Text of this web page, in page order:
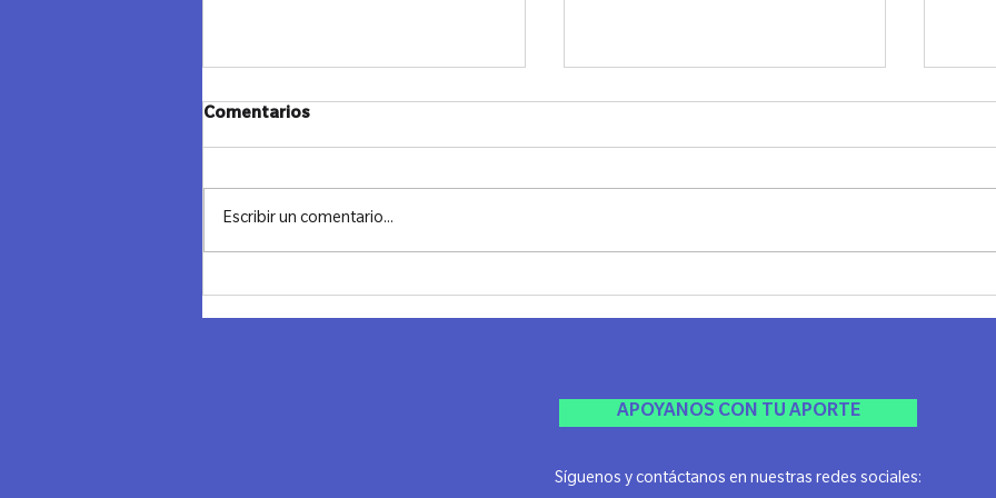
Cata Filosófica en Rosario
Comentarios
Escribir un comentario...
APOYANOS CON TU APORTE
Síguenos y contáctanos en nuestras redes sociales: